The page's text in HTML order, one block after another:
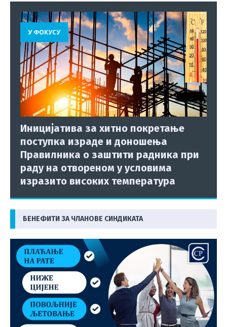
У ФОКУСУ
Иницијатива за хитно покретање
поступка израде и доношења
Правилника о заштити радника при
раду на отвореном у условима
изразито високих температура
БЕНЕФИТИ ЗА ЧЛАНОВЕ СИНДИКАТА